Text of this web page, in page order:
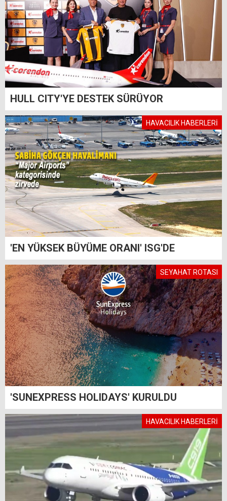
HULL CITY'YE DESTEK SÜRÜYOR
HAVACILIK HABERLERİ
'EN YÜKSEK BÜYÜME ORANI' ISG'DE
SEYAHAT ROTASI
'SUNEXPRESS HOLIDAYS' KURULDU
HAVACILIK HABERLERİ